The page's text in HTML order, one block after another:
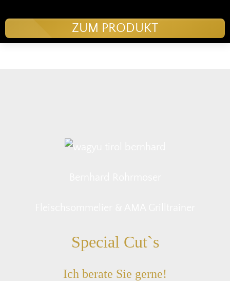
ZUM PRODUKT
Special Cut`s
Ich berate Sie gerne!